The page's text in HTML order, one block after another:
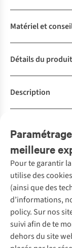
Matériel et
Détails du produit
Description
meilleure
Pour te garantir
utilise des
(ainsi que des
d’informations,
policy. Sur nos
suivi afin de te
dehors du site
Service client
Questions
Commander
Payer
10 % réduction
Klarna : post-
Nos services
Vintage - ReJUsed
Atelier de couture
Juttu